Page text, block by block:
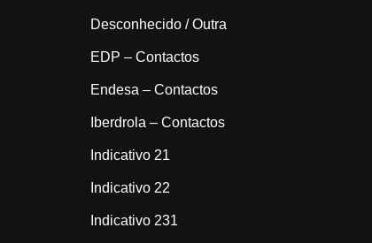
Desconhecido / Outra
EDP – Contactos
Endesa – Contactos
Iberdrola – Contactos
Indicativo 21
Indicativo 22
Indicativo 231